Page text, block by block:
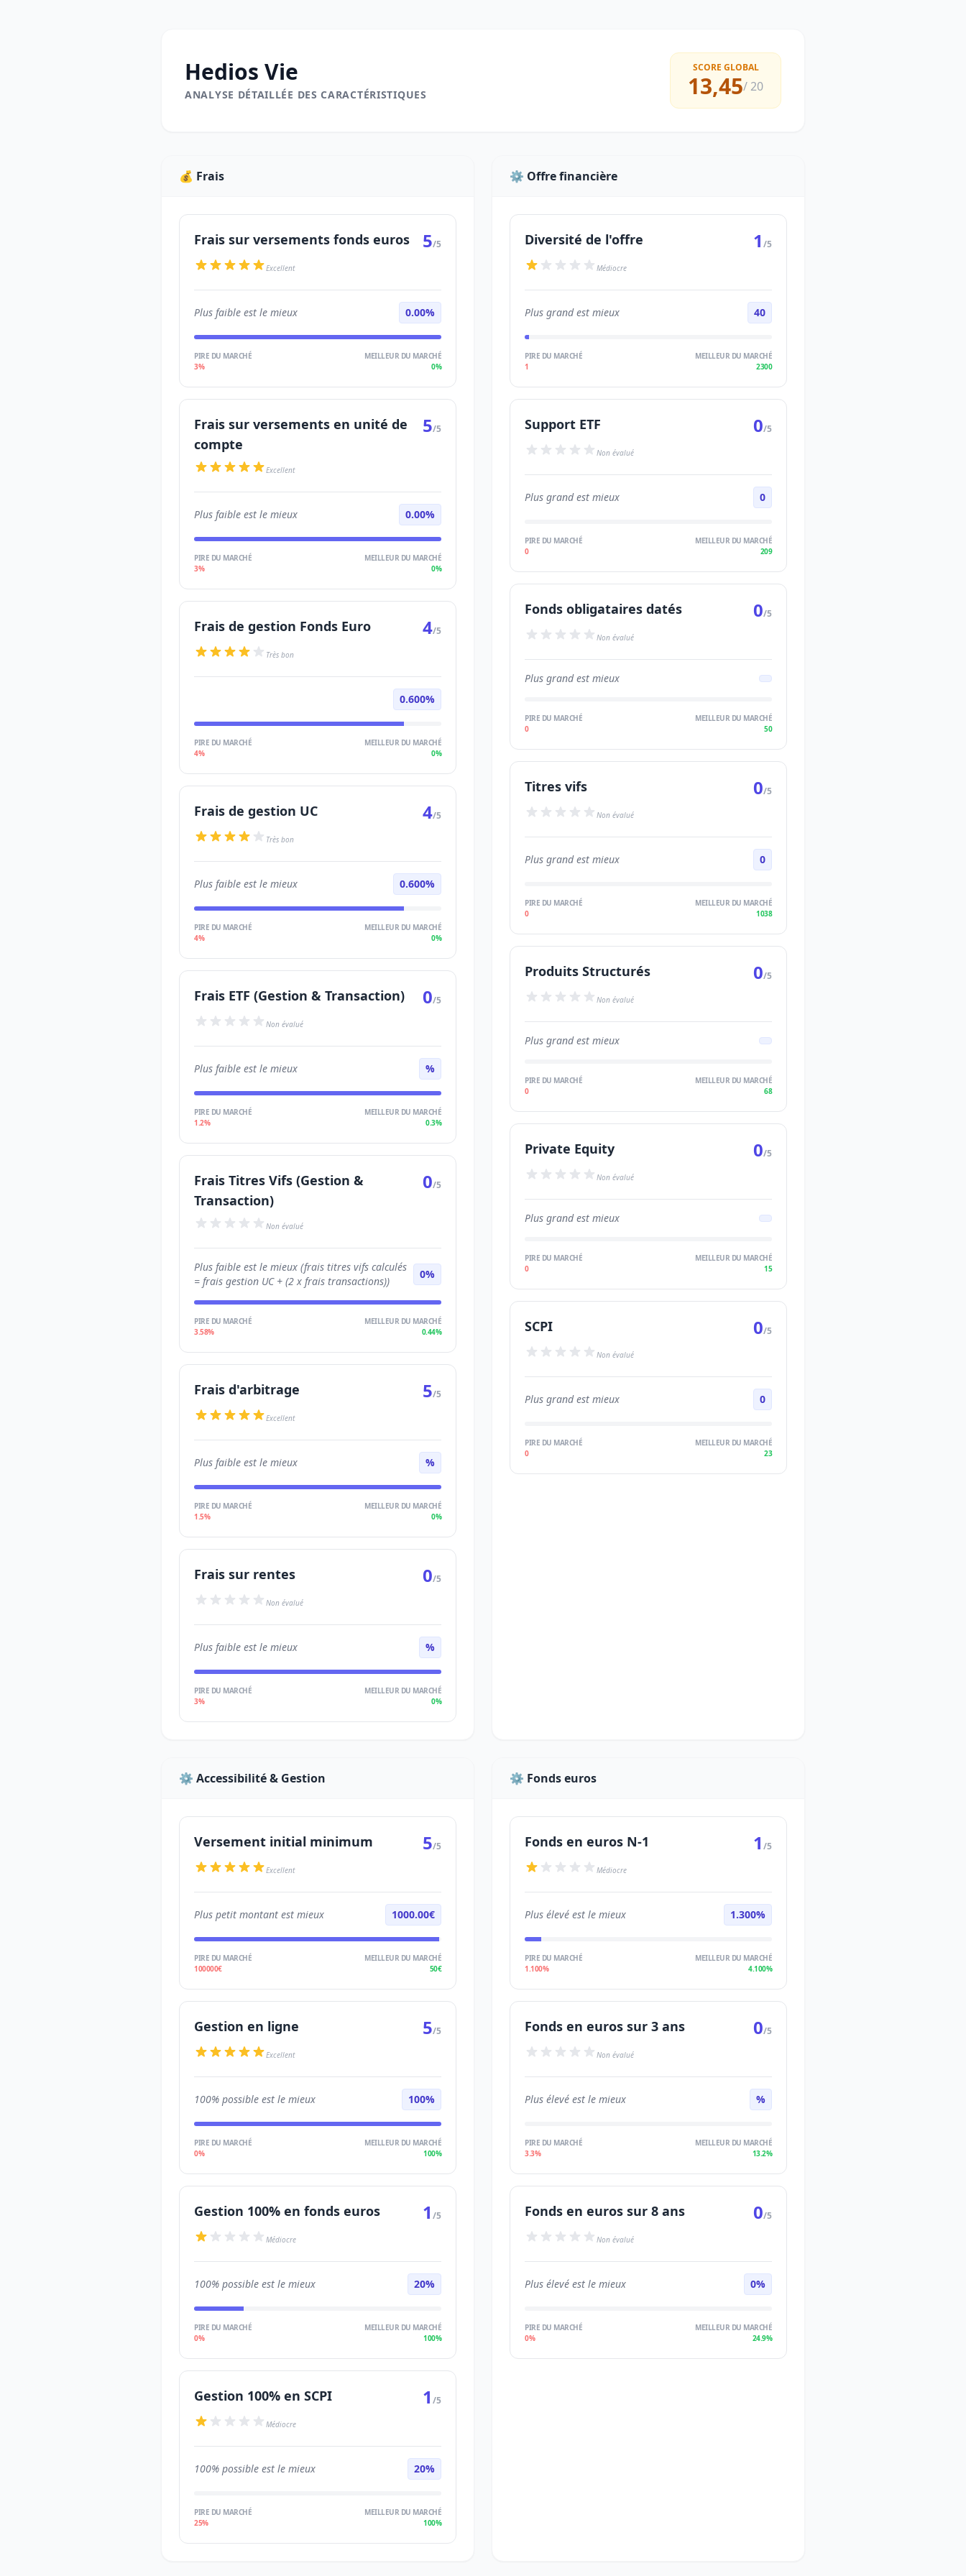
Hedios Vie
ANALYSE DÉTAILLÉE DES CARACTÉRISTIQUES
SCORE GLOBAL
13,45/ 20
💰 Frais
Frais sur versements fonds euros 5/5
Excellent
Plus faible est le mieux 0.00%
PIRE DU MARCHÉ
3%
MEILLEUR DU MARCHÉ
0%
Frais sur versements en unité de
compte
5/5
Excellent
Plus faible est le mieux 0.00%
PIRE DU MARCHÉ
3%
MEILLEUR DU MARCHÉ
0%
Frais de gestion Fonds Euro 4/5
Très bon
0.600%
PIRE DU MARCHÉ
4%
MEILLEUR DU MARCHÉ
0%
Frais de gestion UC 4/5
Très bon
Plus faible est le mieux 0.600%
PIRE DU MARCHÉ
4%
MEILLEUR DU MARCHÉ
0%
Frais ETF (Gestion & Transaction) 0/5
Non évalué
Plus faible est le mieux %
PIRE DU MARCHÉ
1.2%
MEILLEUR DU MARCHÉ
0.3%
Frais Titres Vifs (Gestion &
Transaction)
0/5
Non évalué
Plus faible est le mieux (frais titres vifs calculés
= frais gestion UC + (2 x frais transactions))
0%
PIRE DU MARCHÉ
3.58%
MEILLEUR DU MARCHÉ
0.44%
Frais d'arbitrage 5/5
Excellent
Plus faible est le mieux %
PIRE DU MARCHÉ
1.5%
MEILLEUR DU MARCHÉ
0%
Frais sur rentes 0/5
Non évalué
Plus faible est le mieux %
PIRE DU MARCHÉ
3%
MEILLEUR DU MARCHÉ
0%
⚙️ Offre financière
Diversité de l'offre 1 /5
Médiocre
Plus grand est mieux 40
PIRE DU MARCHÉ
1
MEILLEUR DU MARCHÉ
2300
Support ETF 0/5
Non évalué
Plus grand est mieux 0
PIRE DU MARCHÉ
0
MEILLEUR DU MARCHÉ
209
Fonds obligataires datés 0/5
Non évalué
Plus grand est mieux
PIRE DU MARCHÉ
0
MEILLEUR DU MARCHÉ
50
Titres vifs 0/5
Non évalué
Plus grand est mieux 0
PIRE DU MARCHÉ
0
MEILLEUR DU MARCHÉ
1038
Produits Structurés 0/5
Non évalué
Plus grand est mieux
PIRE DU MARCHÉ
0
MEILLEUR DU MARCHÉ
68
Private Equity 0/5
Non évalué
Plus grand est mieux
PIRE DU MARCHÉ
0
MEILLEUR DU MARCHÉ
15
SCPI 0/5
Non évalué
Plus grand est mieux 0
PIRE DU MARCHÉ
0
MEILLEUR DU MARCHÉ
23
⚙️ Accessibilité & Gestion
Versement initial minimum 5/5
Excellent
Plus petit montant est mieux 1000.00€
PIRE DU MARCHÉ
100000€
MEILLEUR DU MARCHÉ
50€
Gestion en ligne 5/5
Excellent
100% possible est le mieux 100%
PIRE DU MARCHÉ
0%
MEILLEUR DU MARCHÉ
100%
Gestion 100% en fonds euros 1 /5
Médiocre
100% possible est le mieux 20%
PIRE DU MARCHÉ
0%
MEILLEUR DU MARCHÉ
100%
Gestion 100% en SCPI 1 /5
Médiocre
100% possible est le mieux 20%
PIRE DU MARCHÉ
25%
MEILLEUR DU MARCHÉ
100%
⚙️ Fonds euros
Fonds en euros N-1 1 /5
Médiocre
Plus élevé est le mieux 1.300%
PIRE DU MARCHÉ
1.100%
MEILLEUR DU MARCHÉ
4.100%
Fonds en euros sur 3 ans 0/5
Non évalué
Plus élevé est le mieux %
PIRE DU MARCHÉ
3.3%
MEILLEUR DU MARCHÉ
13.2%
Fonds en euros sur 8 ans 0/5
Non évalué
Plus élevé est le mieux 0%
PIRE DU MARCHÉ
0%
MEILLEUR DU MARCHÉ
24.9%